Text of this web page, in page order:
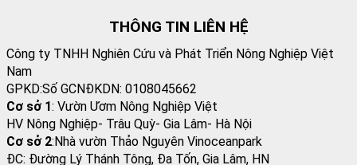
THÔNG TIN LIÊN HỆ
Công ty TNHH Nghiên Cứu và Phát Triển Nông Nghiệp Việt
Nam
GPKD:Số GCNĐKDN: 0108045662
Cơ sở 1: Vườn Ươm Nông Nghiệp Việt
HV Nông Nghiệp- Trâu Quỳ- Gia Lâm- Hà Nội
Cơ sở 2:Nhà vườn Thảo Nguyên Vinoceanpark
ĐC: Đường Lý Thánh Tông, Đa Tốn, Gia Lâm, HN